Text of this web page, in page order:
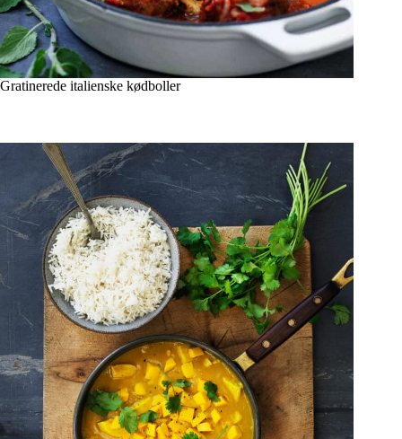
Gratinerede italienske kødboller